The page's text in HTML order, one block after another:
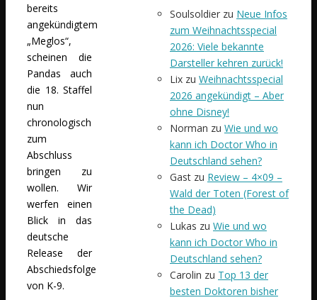
bereits
angekündigtem
„Meglos“,
scheinen die
Pandas auch
die 18. Staffel
nun
chronologisch
zum
Abschluss
bringen zu
wollen. Wir
werfen einen
Blick in das
deutsche
Release der
Abschiedsfolge
von K-9.
Soulsoldier zu Neue Infos
zum Weihnachtsspecial
2026: Viele bekannte
Darsteller kehren zurück!
Lix zu Weihnachtsspecial
2026 angekündigt – Aber
ohne Disney!
Norman zu Wie und wo
kann ich Doctor Who in
Deutschland sehen?
Gast zu Review – 4×09 –
Wald der Toten (Forest of
the Dead)
Lukas zu Wie und wo
kann ich Doctor Who in
Deutschland sehen?
Carolin zu Top 13 der
besten Doktoren bisher